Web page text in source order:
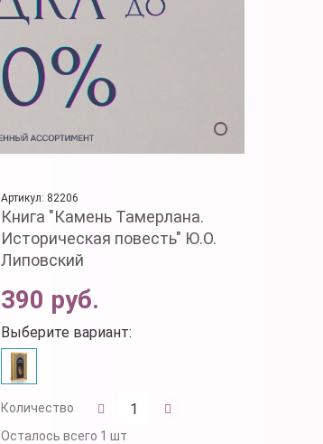
Артикул: 82206
Книга "Камень Тамерлана.
Историческая повесть" Ю.О.
Липовский
390 руб.
Выберите вариант:
Количество
Осталось всего 1 шт